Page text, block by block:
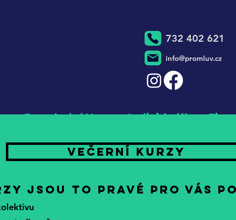
732 402 621
info@promluv.cz
Dopolední Kurzy Individuálky
Večerní Kurzy
jsou to pravé pro vás